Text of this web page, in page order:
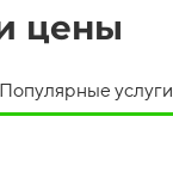
цены
Популярные услуги